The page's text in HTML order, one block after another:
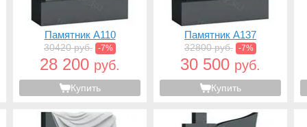
Памятник A110
30420 руб. -7%
28 200 руб.
Купить
Памятник A137
32800 руб. -7%
30 500 руб.
Купить